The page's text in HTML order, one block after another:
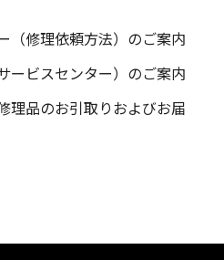
（修理依頼方法）のご案内
ービスセンター）のご案内
理品のお引取りおよびお届